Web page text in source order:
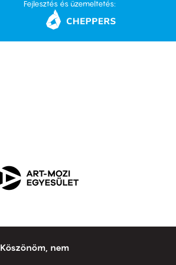
Fejlesztés és üzemeltetés:
Köszönöm, nem